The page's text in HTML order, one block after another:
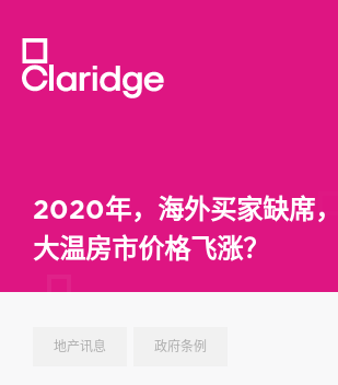
2020年，海外买家缺席
大温房市价格飞涨？
地产讯息 政府条例